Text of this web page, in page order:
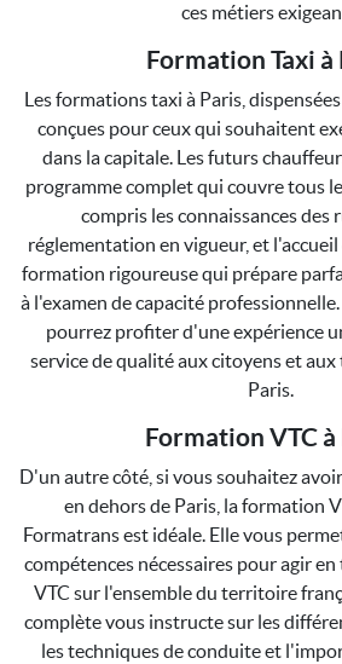
ces métiers
Formation Taxi à
Les formations taxi à Paris,
conçues pour ceux qui souhaitent
dans la capitale. Les futurs
programme complet qui couvre tous
compris les connaissances des
réglementation en vigueur, et
formation rigoureuse qui prépare
à l'examen de capacité
pourrez profiter d'une expérience
service de qualité aux citoyens et
Paris.
Formation VTC à
D'un autre côté, si vous souhaitez
en dehors de Paris, la formation
Formatrans est idéale. Elle vous
compétences nécessaires pour agir
VTC sur l'ensemble du territoire
complète vous instructe sur les
les techniques de conduite et